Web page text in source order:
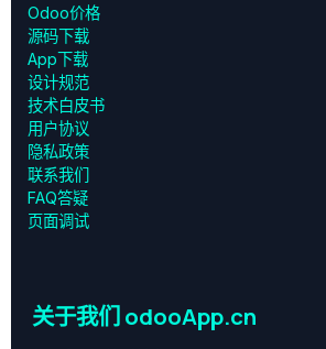
Odoo价格
源码下载
App下载
设计规范
技术白皮书
用户协议
‎隐私政策‎
联系我们
FAQ答疑
页面调试
关于我们 odooApp.cn